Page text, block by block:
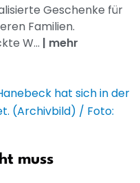
Geschenke für
Familien.
W... | mehr
muss